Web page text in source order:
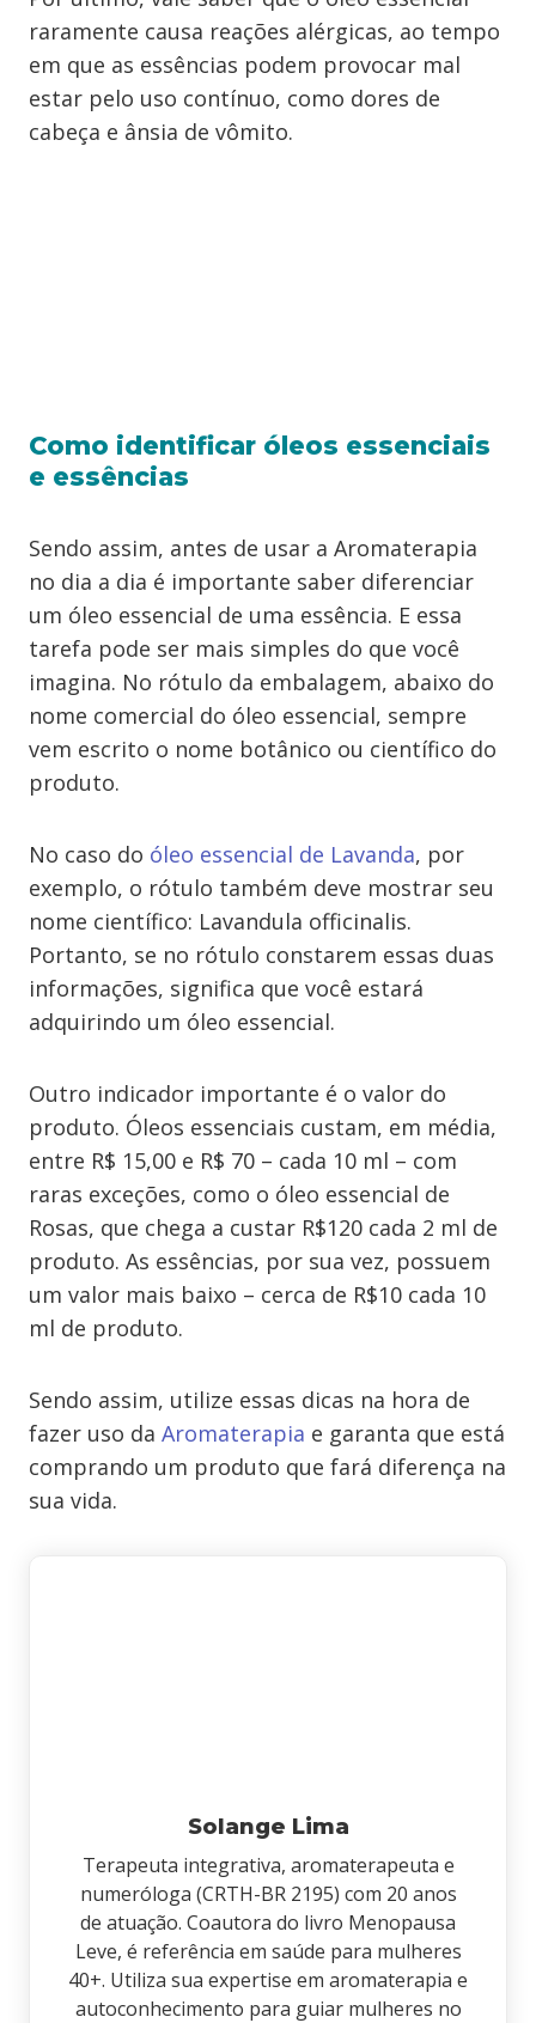
raramente causa reações alérgicas, ao tempo
em que as essências podem provocar mal
estar pelo uso contínuo, como dores de
cabeça e ânsia de vômito.
Como identificar óleos essenciais
e essências
Sendo assim, antes de usar a Aromaterapia
no dia a dia é importante saber diferenciar
um óleo essencial de uma essência. E essa
tarefa pode ser mais simples do que você
imagina. No rótulo da embalagem, abaixo do
nome comercial do óleo essencial, sempre
vem escrito o nome botânico ou científico do
produto.
No caso do óleo essencial de Lavanda, por
exemplo, o rótulo também deve mostrar seu
nome científico: Lavandula officinalis.
Portanto, se no rótulo constarem essas duas
informações, significa que você estará
adquirindo um óleo essencial.
Outro indicador importante é o valor do
produto. Óleos essenciais custam, em média,
entre R$ 15,00 e R$ 70 – cada 10 ml – com
raras exceções, como o óleo essencial de
Rosas, que chega a custar R$120 cada 2 ml de
produto. As essências, por sua vez, possuem
um valor mais baixo – cerca de R$10 cada 10
ml de produto.
Sendo assim, utilize essas dicas na hora de
fazer uso da Aromaterapia e garanta que está
comprando um produto que fará diferença na
sua vida.
Solange Lima
Terapeuta integrativa, aromaterapeuta e
numeróloga (CRTH-BR 2195) com 20 anos
de atuação. Coautora do livro Menopausa
Leve, é referência em saúde para mulheres
40+. Utiliza sua expertise em aromaterapia e
autoconhecimento para guiar mulheres no